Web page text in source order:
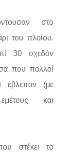
στο
του πλοίου.
30 σχεδόν
που πολλοί
(με
και
στέκει το